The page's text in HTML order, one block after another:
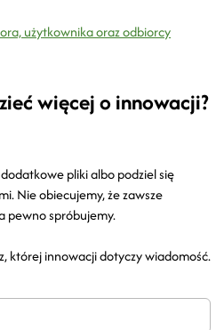
użytkownika oraz odbiorcy
więcej o innowacji?
pliki albo podziel się
Nie obiecujemy, że zawsze
pewno spróbujemy.
której innowacji dotyczy wiadomość.